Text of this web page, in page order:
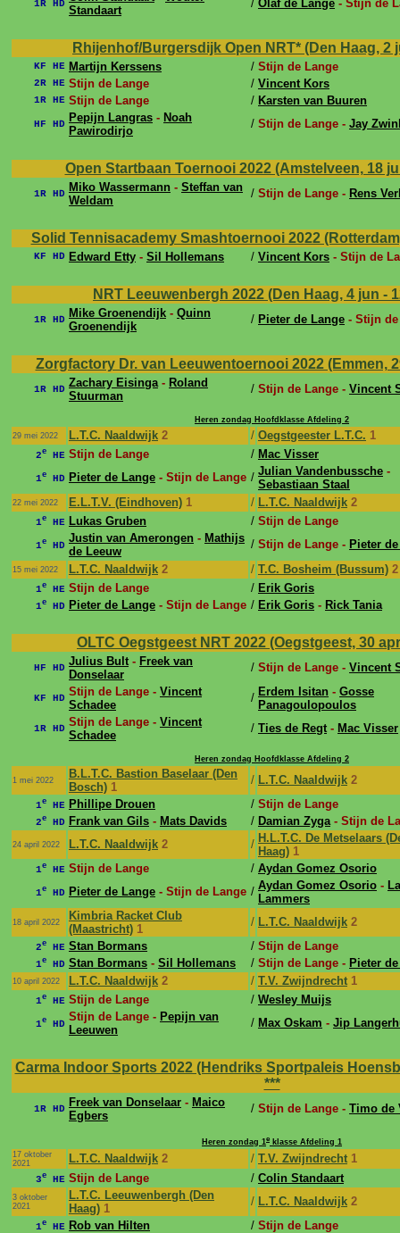
1R HD Standaart
/ Olaf de Lange - Stijn de
Rhijenhof/Burgersdijk Open NRT* (Den Haag, 2
KF HE Martijn Kerssens / Stijn de Lange
2R HE Stijn de Lange / Vincent Kors
1R HE Stijn de Lange / Karsten van Buuren
HF HD Pepijn Langras - Noah
Pawirodirjo
/ Stijn de Lange - Jay
Open Startbaan Toernooi 2022 (Amstelveen, 18
1R HD Miko Wassermann - Steffan van
Weldam
/ Stijn de Lange - Rens
Solid Tennisacademy Smashtoernooi 2022
KF HD Edward Etty - Sil Hollemans / Vincent Kors - Stijn de
NRT Leeuwenbergh 2022 (Den Haag, 4 jun -
1R HD Mike Groenendijk - Quinn
Groenendijk
/ Pieter de Lange - Stijn
Zorgfactory Dr. van Leeuwentoernooi 2022 (Emmen,
1R HD Zachary Eisinga- Roland
Stuurman
/ Stijn de Lange - Vincent
Heren zondag Hoofdklasse Afdeling 2
29 mei 2022
L.T.C. Naaldwijk 2 / Oegstgeester L.T.C. 1
2e HE Stijn de Lange / Mac Visser
1e HD Pieter de Lange - Stijn de Lange / Julian Vandenbussche -
Sebastiaan Staal
22 mei 2022 E.L.T.V. (Eindhoven) 1 / L.T.C. Naaldwijk 2
1e HE Lukas Gruben / Stijn de Lange
1e HD
Justin van Amerongen - Mathijs
de Leeuw
/ Stijn de Lange - Pieter
15 mei 2022 L.T.C. Naaldwijk 2 / T.C. Bosheim (Bussum) 2
1e HE Stijn de Lange / Erik Goris
1e HD Pieter de Lange - Stijn de Lange / Erik Goris - Rick Tania
OLTC Oegstgeest NRT 2022 (Oegstgeest, 30
HF HD Julius Bult- Freek van
Donselaar
/ Stijn de Lange - Vincent
KF HD Stijn de Lange - Vincent
Schadee
/ Erdem Isitan - Gosse
Panagoulopoulos
1R HD Stijn de Lange - Vincent
Schadee
/ Ties de Regt- Mac Visser
Heren zondag Hoofdklasse Afdeling 2
1 mei 2022
B.L.T.C. Bastion Baselaar (Den
Bosch) 1
/ L.T.C. Naaldwijk 2
1e HE Phillipe Drouen / Stijn de Lange
2e HD Frank van Gils - Mats Davids / Damian Zyga- Stijn de
24 april 2022 L.T.C. Naaldwijk 2 / H.L.T.C. De Metselaars
Haag) 1
1e HE Stijn de Lange / Aydan Gomez Osorio
1e HD Pieter de Lange - Stijn de Lange / Aydan Gomez Osorio -
Lammers
18 april 2022
Kimbria Racket Club
(Maastricht) 1
/ L.T.C. Naaldwijk 2
2e HE Stan Bormans / Stijn de Lange
1e HD Stan Bormans - Sil Hollemans / Stijn de Lange - Pieter
10 april 2022 L.T.C. Naaldwijk 2 / T.V. Zwijndrecht 1
1e HE Stijn de Lange / Wesley Muijs
1e HD
Stijn de Lange - Pepijn van
Leeuwen
/ Max Oskam - Jip
Carma Indoor Sports 2022 (Hendriks Sportpaleis
***
1R HD Freek van Donselaar - Maico
Egbers
/ Stijn de Lange - Timo de
Heren zondag 1e klasse Afdeling 1
17 oktober
2021
L.T.C. Naaldwijk 2 / T.V. Zwijndrecht 1
3e HE Stijn de Lange / Colin Standaart
3 oktober
2021
L.T.C. Leeuwenbergh (Den
Haag) 1
/ L.T.C. Naaldwijk 2
1e HE Rob van Hilten / Stijn de Lange